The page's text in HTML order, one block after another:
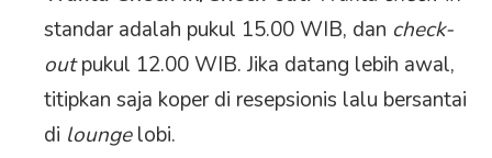
standar adalah pukul 15.00 WIB, dan check-
outpukul 12.00 WIB. Jika datang lebih awal,
titipkan saja koper di resepsionis lalu bersantai
di loungelobi.